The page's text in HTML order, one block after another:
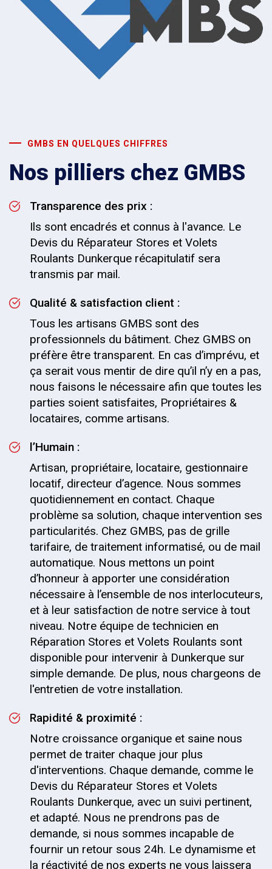
GMBS EN QUELQUES CHIFFRES
Nos pilliers chez GMBS
Transparence des prix :
Ils sont encadrés et connus à l'avance. Le
Devis du Réparateur Stores et Volets
Roulants Dunkerque récapitulatif sera
transmis par mail.
Qualité & satisfaction client :
Tous les artisans GMBS sont des
professionnels du bâtiment. Chez GMBS on
préfère être transparent. En cas d’imprévu, et
ça serait vous mentir de dire qu’il n’y en a pas,
nous faisons le nécessaire afin que toutes les
parties soient satisfaites, Propriétaires &
locataires, comme artisans.
l’Humain :
Artisan, propriétaire, locataire, gestionnaire
locatif, directeur d’agence. Nous sommes
quotidiennement en contact. Chaque
problème sa solution, chaque intervention ses
particularités. Chez GMBS, pas de grille
tarifaire, de traitement informatisé, ou de mail
automatique. Nous mettons un point
d’honneur à apporter une considération
nécessaire à l’ensemble de nos interlocuteurs,
et à leur satisfaction de notre service à tout
niveau. Notre équipe de technicien en
Réparation Stores et Volets Roulants sont
disponible pour intervenir à Dunkerque sur
simple demande. De plus, nous chargeons de
l'entretien de votre installation.
Rapidité & proximité :
Notre croissance organique et saine nous
permet de traiter chaque jour plus
d'interventions. Chaque demande, comme le
Devis du Réparateur Stores et Volets
Roulants Dunkerque, avec un suivi pertinent,
et adapté. Nous ne prendrons pas de
demande, si nous sommes incapable de
fournir un retour sous 24h. Le dynamisme et
la réactivité de nos experts ne vous laissera